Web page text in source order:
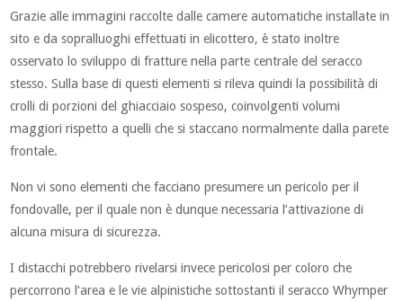
Grazie alle immagini raccolte dalle camere automatiche installate in
sito e da sopralluoghi effettuati in elicottero, è stato inoltre
osservato lo sviluppo di fratture nella parte centrale del seracco
stesso. Sulla base di questi elementi si rileva quindi la possibilità di
crolli di porzioni del ghiacciaio sospeso, coinvolgenti volumi
maggiori rispetto a quelli che si staccano normalmente dalla parete
frontale.
Non vi sono elementi che facciano presumere un pericolo per il
fondovalle, per il quale non è dunque necessaria l’attivazione di
alcuna misura di sicurezza.
I distacchi potrebbero rivelarsi invece pericolosi per coloro che
percorrono l’area e le vie alpinistiche sottostanti il seracco Whymper